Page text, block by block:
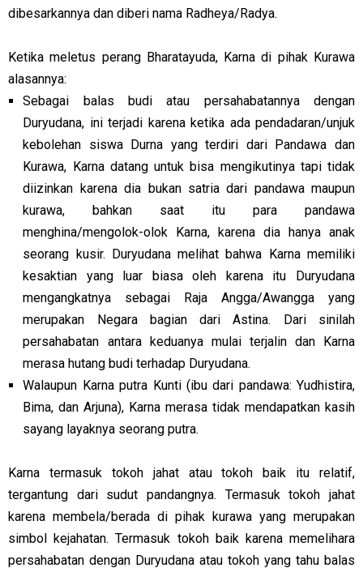
dibesarkannya dan diberi nama Radheya/Radya.
Ketika meletus perang Bharatayuda, Karna di pihak Kurawa
alasannya:
Sebagai balas budi atau persahabatannya dengan
Duryudana, ini terjadi karena ketika ada pendadaran/unjuk
kebolehan siswa Durna yang terdiri dari Pandawa dan
Kurawa, Karna datang untuk bisa mengikutinya tapi tidak
diizinkan karena dia bukan satria dari pandawa maupun
kurawa, bahkan saat itu para pandawa
menghina/mengolok-olok Karna, karena dia hanya anak
seorang kusir. Duryudana melihat bahwa Karna memiliki
kesaktian yang luar biasa oleh karena itu Duryudana
mengangkatnya sebagai Raja Angga/Awangga yang
merupakan Negara bagian dari Astina. Dari sinilah
persahabatan antara keduanya mulai terjalin dan Karna
merasa hutang budi terhadap Duryudana.
Walaupun Karna putra Kunti (ibu dari pandawa: Yudhistira,
Bima, dan Arjuna), Karna merasa tidak mendapatkan kasih
sayang layaknya seorang putra.
Karna termasuk tokoh jahat atau tokoh baik itu relatif,
tergantung dari sudut pandangnya. Termasuk tokoh jahat
karena membela/berada di pihak kurawa yang merupakan
simbol kejahatan. Termasuk tokoh baik karena memelihara
persahabatan dengan Duryudana atau tokoh yang tahu balas